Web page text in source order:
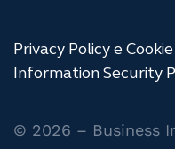
Privacy Policy e
Information Security
© 2026 – Business